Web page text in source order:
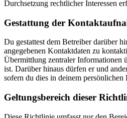
Durchsetzung rechtlicher Interessen
Gestattung der
Du gestattest dem Betreiber darüber
angegebenen Kontaktdaten zu
Übermittlung zentraler Informationen
ist. Darüber hinaus dürfen er und
sofern du dies in deinem persönlichen
Geltungsbereich dieser